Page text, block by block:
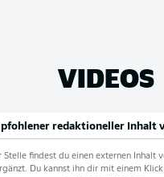
VIDEOS
redaktioneller Inhalt
Stelle findest du einen externen Inhalt
Du kannst ihn dir mit einem Klick